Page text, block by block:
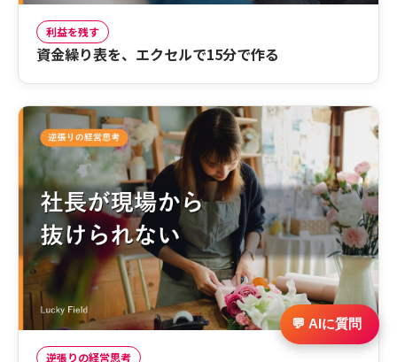
利益を残す
資金繰り表を、エクセルで15分で作る
逆張りの経営思考
💬 AIに質問